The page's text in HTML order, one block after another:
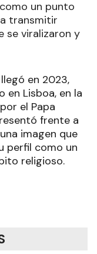
un punto
transmitir
se viralizaron y
en 2023,
Lisboa, en la
el Papa
frente a
imagen que
perfil como un
religioso.